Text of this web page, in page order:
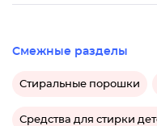
Смежные разделы
Стиральные порошки
Средства для стирки